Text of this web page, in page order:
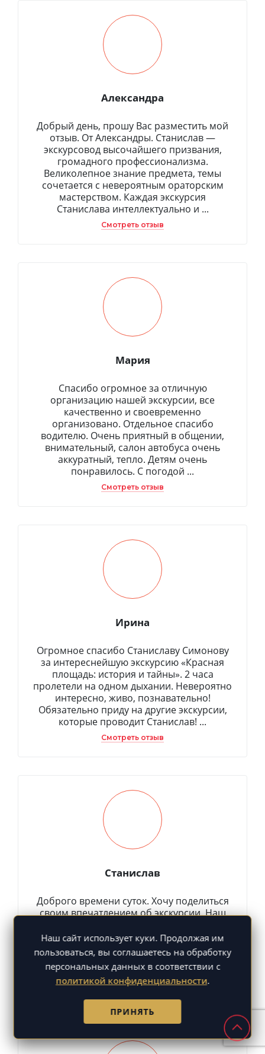
Александра
Добрый день, прошу Вас разместить мой
отзыв. От Александры. Станислав —
экскурсовод высочайшего призвания,
громадного профессионализма.
Великолепное знание предмета, темы
сочетается с невероятным ораторским
мастерством. Каждая экскурсия
Станислава интеллектуально и ...
Смотреть отзыв
Мария
Спасибо огромное за отличную
организацию нашей экскурсии, все
качественно и своевременно
организовано. Отдельное спасибо
водителю. Очень приятный в общении,
внимательный, салон автобуса очень
аккуратный, тепло. Детям очень
понравилось. С погодой ...
Смотреть отзыв
Ирина
Огромное спасибо Станиславу Симонову
за интереснейшую экскурсию «Красная
площадь: история и тайны». 2 часа
пролетели на одном дыхании. Невероятно
интересно, живо, познавательно!
Обязательно приду на другие экскурсии,
которые проводит Станислав! ...
Смотреть отзыв
Станислав
Доброго времени суток. Хочу поделиться
своим впечатлением об экскурсии. Наш
эрудированный человек, с хорошо
поставленной речью, приятно слушать! В
ходе экскурсии Станислав налаживает
контакт с аудиторией, ...
Смотреть отзыв
Наш сайт использует куки. Продолжая им
пользоваться, вы соглашаетесь на обработку
персональных данных в соответствии с
политикой конфиденциальности.
ПРИНЯТЬ